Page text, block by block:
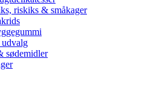
riskiks & småkager
udvalg
sødemidler